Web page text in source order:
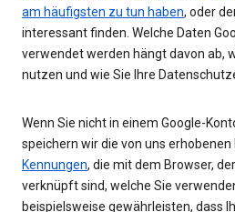
am häufigsten zu tun haben, oder
interessant finden. Welche Daten
verwendet werden hängt davon ab,
nutzen und wie Sie Ihre
Wenn Sie nicht in einem Google-
speichern wir die von uns
Kennungen, die mit dem Browser,
verknüpft sind, welche Sie
beispielsweise gewährleisten, dass